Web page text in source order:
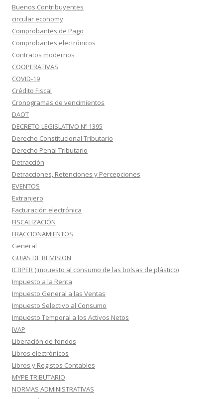
Buenos Contribuyentes
circular economy
Comprobantes de Pago
Comprobantes electrónicos
Contratos modernos
COOPERATIVAS
COVID-19
Crédito Fiscal
Cronogramas de vencimientos
DAOT
DECRETO LEGISLATIVO Nº 1395
Derecho Constitucional Tributario
Derecho Penal Tributario
Detracción
Detracciones, Retenciones y Percepciones
EVENTOS
Extranjero
Facturación electrónica
FISCALIZACIÓN
FRACCIONAMIENTOS
General
GUIAS DE REMISION
ICBPER (Impuesto al consumo de las bolsas de plástico)
Impuesto a la Renta
Impuesto General a las Ventas
Impuesto Selectivo al Consumo
Impuesto Temporal a los Activos Netos
IVAP
Liberación de fondos
Libros electrónicos
Libros y Registos Contables
MYPE TRIBUTARIO
NORMAS ADMINISTRATIVAS